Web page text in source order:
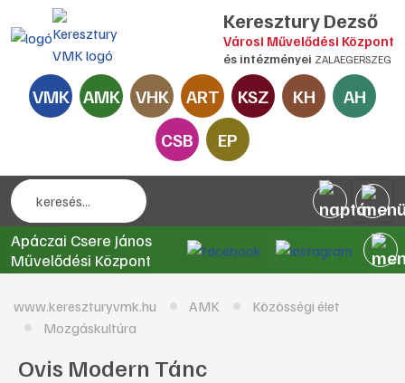
Keresztury Dezső
Városi Művelődési Központ
és intézményei ZALAEGERSZEG
VMK AMK VHK ART KSZ KH
AH
CSB
EP
Apáczai Csere János
Művelődési Központ
www.kereszturyvmk.hu AMK
Közösségi élet
Mozgáskultúra
Ovis Modern Tánc